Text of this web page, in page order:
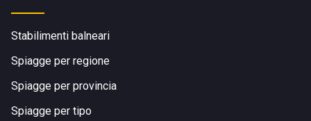
Stabilimenti balneari
Spiagge per regione
Spiagge per provincia
Spiagge per tipo